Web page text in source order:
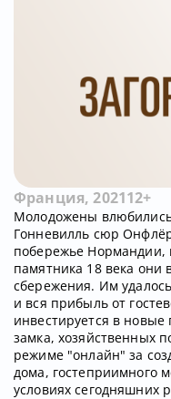
Франция, 202112+
Молодожены
Гонневилль сюр
побережье Нормандии,
памятника 18 века они
сбережения. Им
и вся прибыль от
инвестируется в новые
замка, хозяйственных
режиме "онлайн" за
дома, гостеприимного
условиях сегодняшних